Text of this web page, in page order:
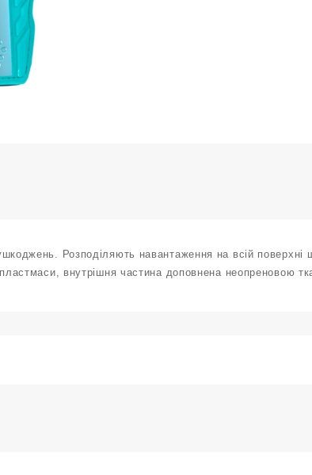
Розподіляють навантаження на всій
пластмаси, внутрішня частина доповнена неопреновою